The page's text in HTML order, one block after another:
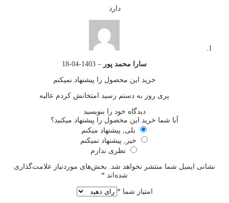
دارد
سارا محمد پور –
1403-04-18
خرید این محصول را پیشنهاد نمیکنم
پری روز به دستم رسید امتخانش کردم عالیه
دیدگاه خود را بنویسید
آبا شما خرید این محصول را پیشنهاد میکنید؟
بلی, پیشنهاد میکنم
خیر, پیشنهاد نمیکنم
نظری ندارم
نشانی ایمیل شما منتشر نخواهد شد.
بخش‌های موردنیاز علامت‌گذاری
شده‌اند *
امتیاز شما*